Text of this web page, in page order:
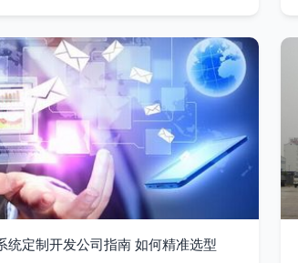
统定制开发公司指南 如何精准选型